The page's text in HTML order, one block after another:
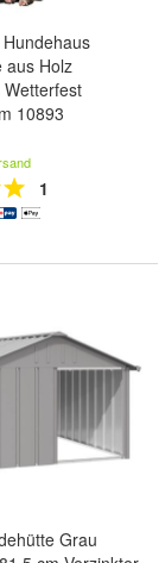
aus Holz
10893
1
Grau